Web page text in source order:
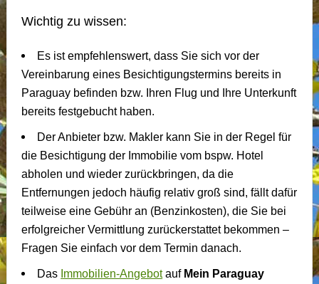
Wichtig zu wissen:
Es ist empfehlenswert, dass Sie sich vor der
Vereinbarung eines Besichtigungstermins bereits in
Paraguay befinden bzw. Ihren Flug und Ihre Unterkunft
bereits festgebucht haben.
Der Anbieter bzw. Makler kann Sie in der Regel für
die Besichtigung der Immobilie vom bspw. Hotel
abholen und wieder zurückbringen, da die
Entfernungen jedoch häufig relativ groß sind, fällt dafür
teilweise eine Gebühr an (Benzinkosten), die Sie bei
erfolgreicher Vermittlung zurückerstattet bekommen –
Fragen Sie einfach vor dem Termin danach.
Das Immobilien-Angebotauf Mein Paraguay